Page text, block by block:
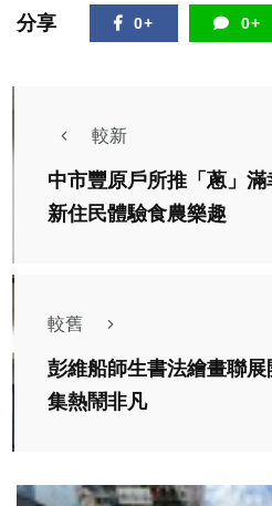
分享 0+ 0+
較新
中市豐原戶所推「蔥」
新住民體驗食農樂趣
較舊
彭維船師生書法繪畫聯
集熱鬧非凡